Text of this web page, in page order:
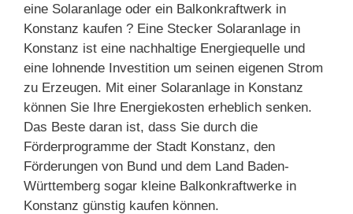
eine Solaranlage oder ein Balkonkraftwerk in
Konstanz kaufen ? Eine Stecker Solaranlage in
Konstanz ist eine nachhaltige Energiequelle und
eine lohnende Investition um seinen eigenen Strom
zu Erzeugen. Mit einer Solaranlage in Konstanz
können Sie Ihre Energiekosten erheblich senken.
Das Beste daran ist, dass Sie durch die
Förderprogramme der Stadt Konstanz, den
Förderungen von Bund und dem Land Baden-
Württemberg sogar kleine Balkonkraftwerke in
Konstanz günstig kaufen können.